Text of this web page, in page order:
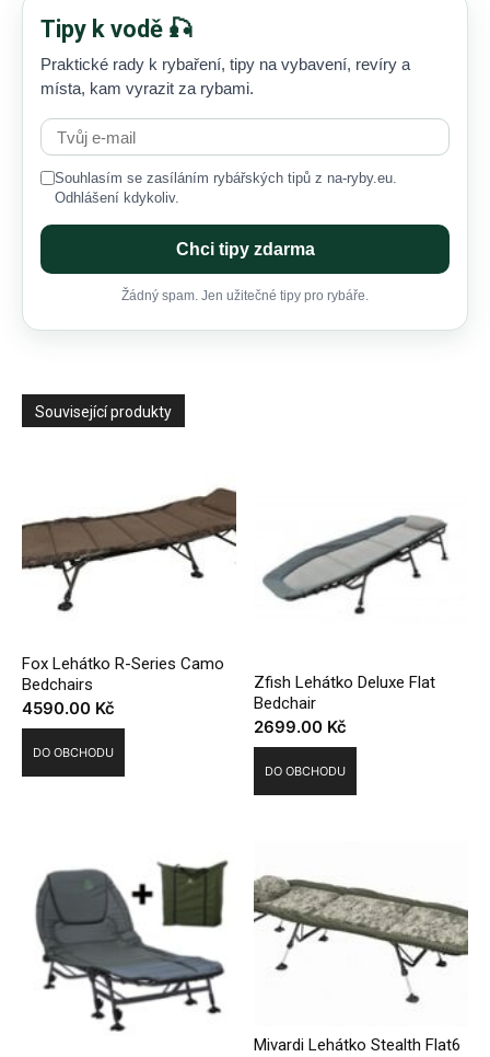
Tipy k vodě 🎣
Praktické rady k rybaření, tipy na vybavení, revíry a
místa, kam vyrazit za rybami.
Souhlasím se zasíláním rybářských tipů z na-ryby.eu.
Odhlášení kdykoliv.
Chci tipy zdarma
Žádný spam. Jen užitečné tipy pro rybáře.
Související produkty
Fox Lehátko R-Series Camo
Bedchairs
4590.00 Kč
DO OBCHODU
Zfish Lehátko Deluxe Flat
Bedchair
2699.00 Kč
DO OBCHODU
Mivardi Lehátko Stealth Flat6